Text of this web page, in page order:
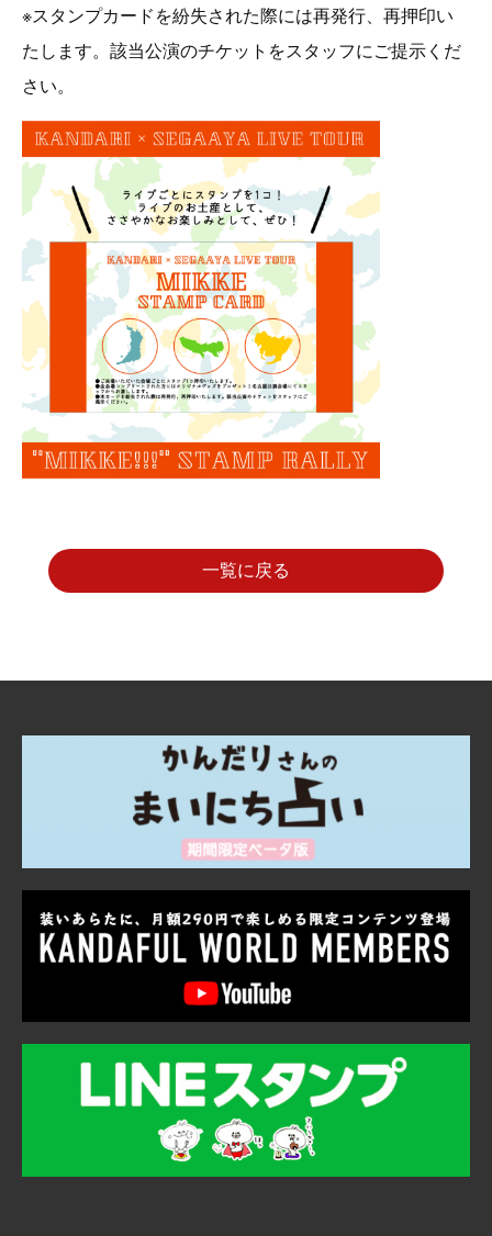
※スタンプカードを紛失された際には再発行、再押印い
たします。該当公演のチケットをスタッフにご提示くだ
さい。
一覧に戻る